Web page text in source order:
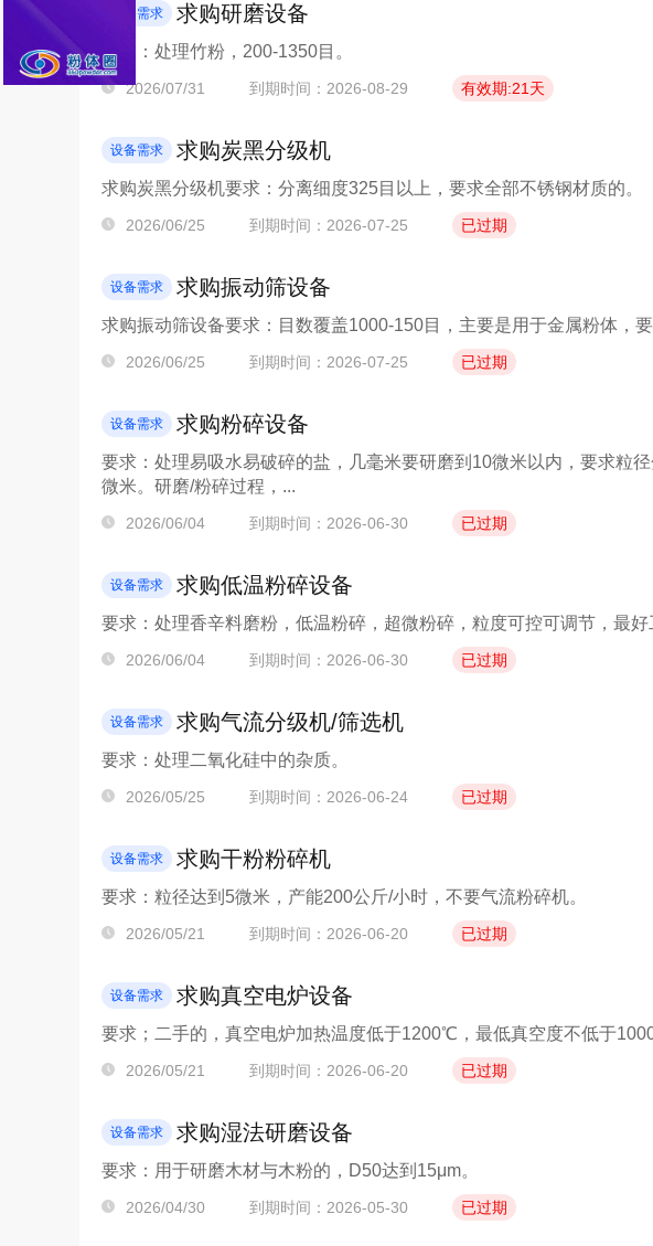
设备需求 求购研磨设备
要求：处理竹粉，200-1350目。
2026/07/31 到期时间：2026-08-29 有效期:21天
设备需求 求购炭黑分级机
求购炭黑分级机要求：分离细度325目以上，要求全部不锈钢材质的。
2026/06/25 到期时间：2026-07-25 已过期
设备需求 求购振动筛设备
求购振动筛设备要求：目数覆盖1000-150目，主要是用于金属粉体，
2026/06/25 到期时间：2026-07-25 已过期
设备需求 求购粉碎设备
要求：处理易吸水易破碎的盐，几毫米要研磨到10微米以内，要求粒
微米。研磨/粉碎过程，...
2026/06/04 到期时间：2026-06-30 已过期
设备需求 求购低温粉碎设备
要求：处理香辛料磨粉，低温粉碎，超微粉碎，粒度可控可调节，最好
2026/06/04 到期时间：2026-06-30 已过期
设备需求 求购气流分级机/筛选机
要求：处理二氧化硅中的杂质。
2026/05/25 到期时间：2026-06-24 已过期
设备需求 求购干粉粉碎机
要求：粒径达到5微米，产能200公斤/小时，不要气流粉碎机。
2026/05/21 到期时间：2026-06-20 已过期
设备需求 求购真空电炉设备
要求；二手的，真空电炉加热温度低于1200℃，最低真空度不低于
2026/05/21 到期时间：2026-06-20 已过期
设备需求 求购湿法研磨设备
要求：用于研磨木材与木粉的，D50达到15μm。
2026/04/30 到期时间：2026-05-30 已过期